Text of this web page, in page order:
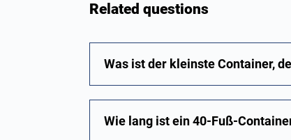
Related questions
Was ist der kleinste Container,
Wie lang ist ein 40-Fuß-